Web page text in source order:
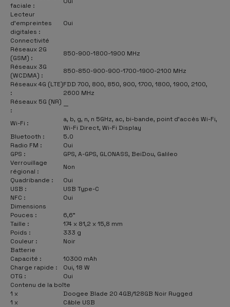
faciale :
Lecteur
d’empreintes
digitales :
Oui
Connectivité
Réseaux 2G
(GSM) :
850-900-1800-1900 MHz
Réseaux 3G
(WCDMA) :
850-850-900-900-1700-1900-2100 MHz
Réseaux 4G (LTE)
:
FDD 700, 800, 850, 900, 1700, 1800, 1900, 2100,
2600 MHz
Réseaux 5G (NR)
:
—
Wi-Fi :
a, b, g, n, n 5GHz, ac, bi-bande, point d’accès Wi-Fi,
Wi-Fi Direct, Wi-Fi Display
Bluetooth :
5.0
Radio FM :
Oui
GPS :
GPS, A-GPS, GLONASS, BeiDou, Galileo
Verrouillage
régional :
Non
Quadribande :
Oui
USB :
USB Type-C
NFC :
Oui
Dimensions
Pouces :
6,6"
Taille :
174 x 81,2 x 15,8 mm
Poids :
333 g
Couleur :
Noir
Batterie
Capacité :
10300 mAh
Charge rapide :
Oui, 18 W
OTG :
Oui
Contenu de la boîte
1 x
Doogee Blade 20 4GB/128GB Noir Rugged
1 x
Câble USB